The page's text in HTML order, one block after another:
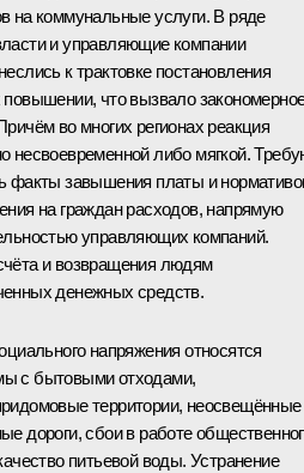
на коммунальные услуги. В ряде
и управляющие компании
к трактовке постановления
что вызвало
во многих регионах реакция
несвоевременной либо мягкой.
факты завышения платы и
на граждан расходов, напрямую
управляющих компаний.
и возвращения людям
денежных средств.
напряжения относятся
с бытовыми отходами,
территории, неосвещённые
дороги, сбои в работе
питьевой воды. Устранение